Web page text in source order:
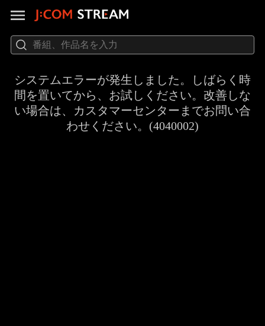
システムエラーが発生しました。しばらく時
間を置いてから、お試しください。改善しな
い場合は、カスタマーセンターまでお問い合
わせください。(4040002)